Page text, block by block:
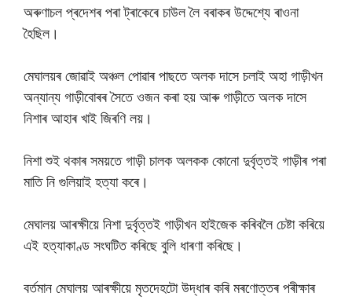
অৰুণাচল প্ৰদেশৰ পৰা ট্ৰাকেৰে চাউল লৈ বৰাকৰ উদ্দেশ্যে ৰাওনা
হৈছিল।
মেঘালয়ৰ জোৱাই অঞ্চল পোৱাৰ পাছতে অলক দাসে চলাই অহা গাড়ীখন
অন্যান্য গাড়ীবোৰৰ সৈতে ওজন কৰা হয় আৰু গাড়ীতে অলক দাসে
নিশাৰ আহাৰ খাই জিৰণি লয়।
নিশা শুই থকাৰ সময়তে গাড়ী চালক অলকক কোনো দুৰ্বৃত্তই গাড়ীৰ পৰা
মাতি নি গুলিয়াই হত্যা কৰে।
মেঘালয় আৰক্ষীয়ে নিশা দুৰ্বৃত্তই গাড়ীখন হাইজেক কৰিবলৈ চেষ্টা কৰিয়ে
এই হত্যাকাণ্ড সংঘটিত কৰিছে বুলি ধাৰণা কৰিছে।
বৰ্তমান মেঘালয় আৰক্ষীয়ে মৃতদেহটো উদ্ধাৰ কৰি মৰণোত্তৰ পৰীক্ষাৰ